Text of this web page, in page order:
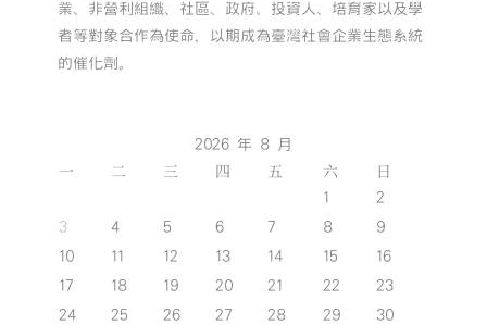
業、非營利組織、社區、政府、投資人、培育家以及學
者等對象合作為使命，以期成為臺灣社會企業生態系統
的催化劑。
2026 年 8 月
一 二 三 四 五 六 日
1
2
3
4 5 6 7 8
9
10
11 12 13 14 15
16
17
18 19 20 21 22
23
24
25 26 27 28 29
30